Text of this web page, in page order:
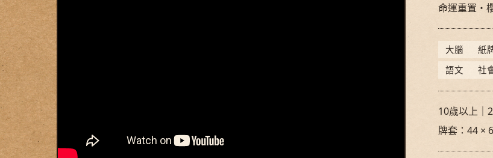
命運重置・
大腦 紙
語文
社
10歲以上｜
牌套：44 ×